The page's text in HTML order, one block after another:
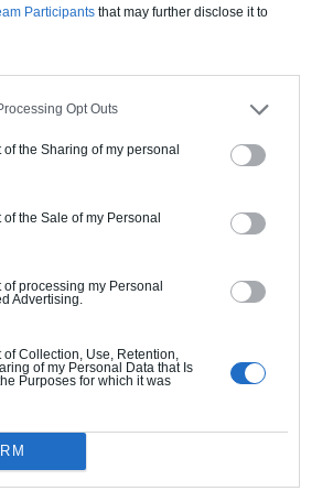
Participants that may further disclose it to
Opt Outs
of the Sharing of my personal
of the Sale of my Personal
of processing my Personal
Advertising.
of Collection, Use, Retention,
of my Personal Data that Is
Purposes for which it was
000€ TTC
pour : Fondations et normes
en bloc coffrant isolant
haut de gamme. Le prix "clé
le gros oeuvre et le second
peinture, sols...), mais exclut